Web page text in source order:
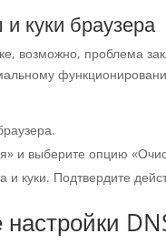
куки браузера
возможно, проблема
и выберите опцию
куки. Подтвердите